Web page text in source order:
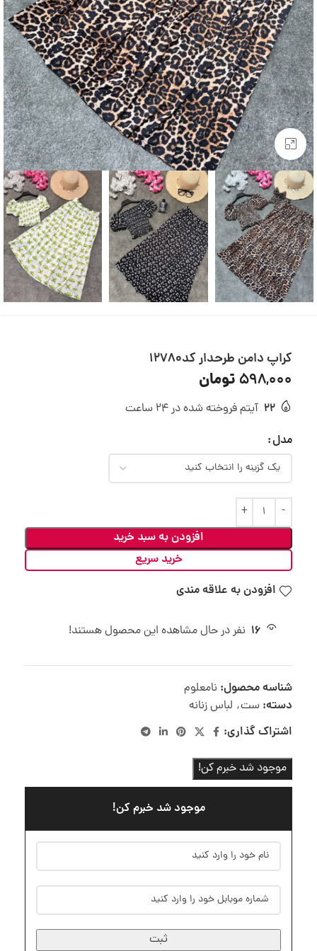
بزرگنمایی تصویر
کراپ دامن طرحدار کد12780
598,000 تومان
22 آیتم فروخته شده در 24 ساعت
مدل
افزودن به سبد خرید
خرید سریع
افزودن به علاقه مندی
16 نفر در حال مشاهده این محصول هستند!
شناسه محصول: نامعلوم
دسته: ست, لباس زنانه
اشتراک گذاری:
موجود شد خبرم کن!
موجود شد خبرم کن!
ثبت